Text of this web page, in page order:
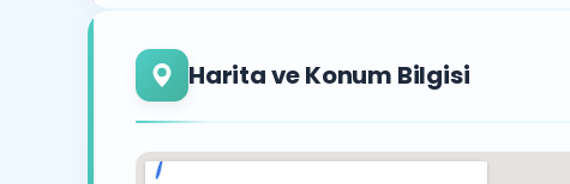
Harita ve Konum Bilgisi